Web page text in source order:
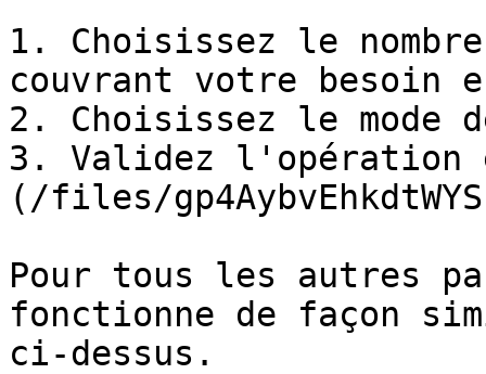
1. Choisissez le
couvrant votre besoin
2. Choisissez le mode
3. Validez
(/files/
Pour tous les autres
fonctionne de façon
ci-dessus.